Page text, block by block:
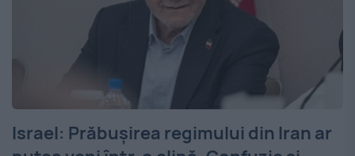
Israel: Prăbușirea regimului din Iran ar